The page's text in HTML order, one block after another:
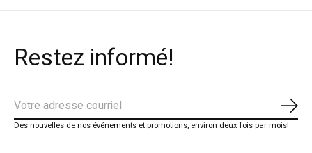
Restez informé!
Des nouvelles de nos événements et promotions, environ deux fois par mois!